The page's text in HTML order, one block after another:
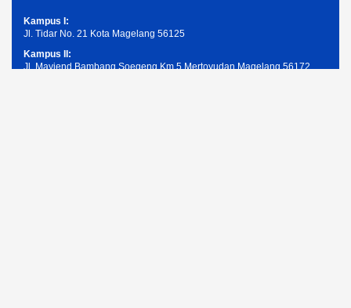
Kampus I:
Jl. Tidar No. 21 Kota Magelang 56125
Kampus II:
Jl. Mayjend Bambang Soegeng Km.5 Mertoyudan Magelang 56172